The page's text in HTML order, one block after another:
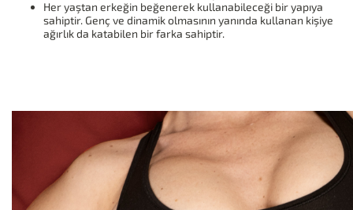
Her yaştan erkeğin beğenerek kullanabileceği bir yapıya
sahiptir. Genç ve dinamik olmasının yanında kullanan kişiye
ağırlık da katabilen bir farka sahiptir.